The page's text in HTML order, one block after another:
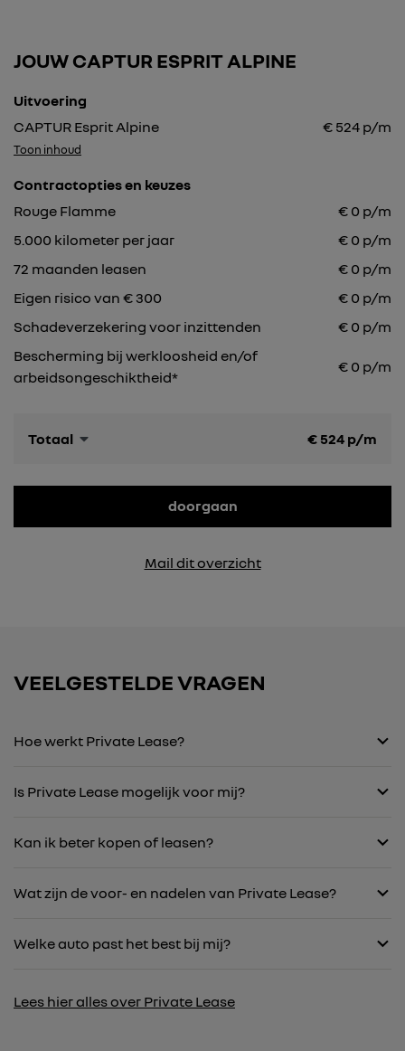
JOUW CAPTUR ESPRIT ALPINE
Uitvoering
CAPTUR Esprit Alpine
€ 524 p/m
Toon inhoud
Contractopties en keuzes
Rouge Flamme
€ 0 p/m
5.000 kilometer per jaar € 0 p/m
72 maanden leasen € 0 p/m
Eigen risico van € 300
€ 0 p/m
Schadeverzekering voor inzittenden
€ 0 p/m
Bescherming bij werkloosheid en/of
arbeidsongeschiktheid*
€ 0 p/m
Totaal € 524 p/m
doorgaan
Mail dit overzicht
VEELGESTELDE VRAGEN
Hoe werkt Private Lease?
Is Private Lease mogelijk voor mij?
Kan ik beter kopen of leasen?
Wat zijn de voor- en nadelen van Private Lease?
Welke auto past het best bij mij?
Lees hier alles over Private Lease